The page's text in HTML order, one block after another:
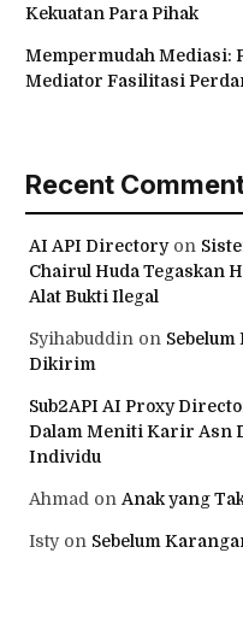
Kekuatan Para Pihak
Mempermudah Mediasi:
Mediator Fasilitasi
Recent
AI API Directoryon
Chairul Huda Tegaskan
Alat Bukti Ilegal
Syihabuddin on
Dikirim
Sub2API AI Proxy
Dalam Meniti Karir Asn
Individu
Ahmad on Anak yang
Istyon Sebelum